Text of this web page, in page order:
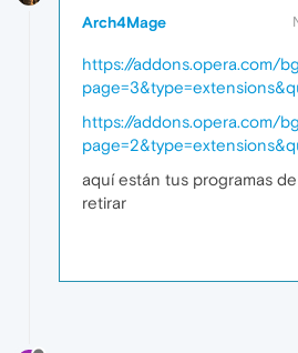
Arch4Mage
https://addons.opera.com/
https://addons.opera.com/
aquí están tus programas
retirar